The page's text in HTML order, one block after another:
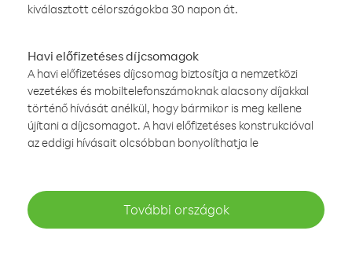
kiválasztott célországokba 30 napon át.
Havi előfizetéses díjcsomagok
A havi előfizetéses díjcsomag biztosítja a nemzetközi
vezetékes és mobiltelefonszámoknak alacsony díjakkal
történő hívását anélkül, hogy bármikor is meg kellene
újítani a díjcsomagot. A havi előfizetéses konstrukcióval
az eddigi hívásait olcsóbban bonyolíthatja le
További országok